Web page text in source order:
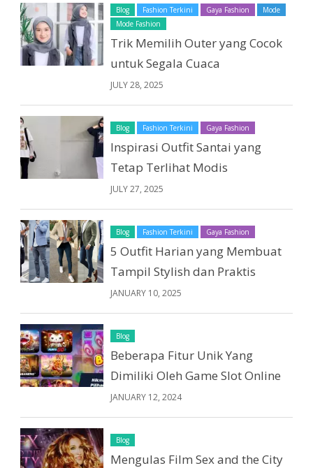
Blog Fashion Terkini Gaya Fashion
Mode
Mode Fashion
Trik Memilih Outer yang Cocok
untuk Segala Cuaca
JULY 28, 2025
Blog Fashion Terkini Gaya Fashion
Inspirasi Outfit Santai yang
Tetap Terlihat Modis
JULY 27, 2025
Blog Fashion Terkini Gaya Fashion
5 Outfit Harian yang Membuat
Tampil Stylish dan Praktis
JANUARY 10, 2025
Blog
Beberapa Fitur Unik Yang
Dimiliki Oleh Game Slot Online
JANUARY 12, 2024
Blog
Mengulas Film Sex and the City